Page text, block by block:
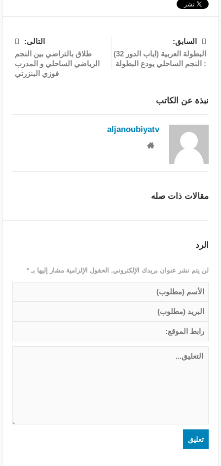
السابق:
البطولة العربية (اياب الدور 32)
: النجم الساحلي يودع البطولة
التالى:
طلاق بالتراضي بين النجم
الرياضي الساحلي و المدرب
فوزي البنزرتي
نبذة عن الكاتب
aljanoubiyatv
مقالات ذات صله
الرد
لن يتم نشر عنوان بريدك الإلكتروني. الحقول الإلزامية مشار إليها بـ*